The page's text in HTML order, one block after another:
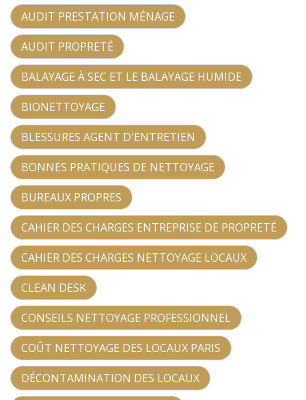
AUDIT PRESTATION MÉNAGE
AUDIT PROPRETÉ
BALAYAGE À SEC ET LE BALAYAGE HUMIDE
BIONETTOYAGE
BLESSURES AGENT D'ENTRETIEN
BONNES PRATIQUES DE NETTOYAGE
BUREAUX PROPRES
CAHIER DES CHARGES ENTREPRISE DE PROPRETÉ
CAHIER DES CHARGES NETTOYAGE LOCAUX
CLEAN DESK
CONSEILS NETTOYAGE PROFESSIONNEL
COÛT NETTOYAGE DES LOCAUX PARIS
DÉCONTAMINATION DES LOCAUX